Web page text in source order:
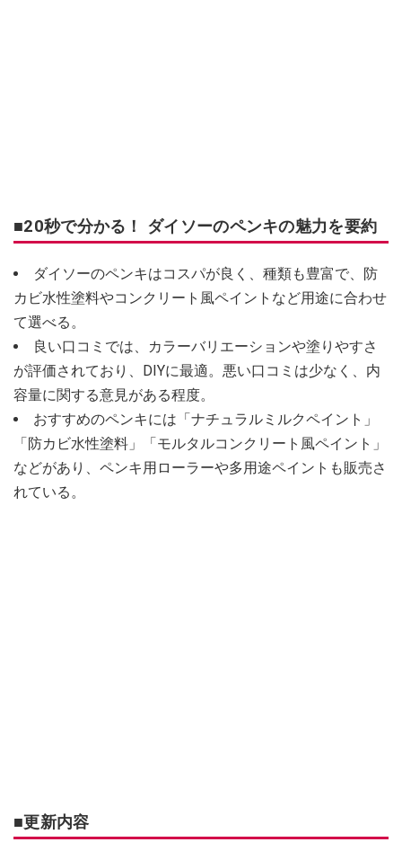
■20秒で分かる！ ダイソーのペンキの魅力を要約
ダイソーのペンキはコスパが良く、種類も豊富で、防
カビ水性塗料やコンクリート風ペイントなど用途に合わせ
て選べる。
良い口コミでは、カラーバリエーションや塗りやすさ
が評価されており、DIYに最適。悪い口コミは少なく、内
容量に関する意見がある程度。
おすすめのペンキには「ナチュラルミルクペイント」
「防カビ水性塗料」「モルタルコンクリート風ペイント」
などがあり、ペンキ用ローラーや多用途ペイントも販売さ
れている。
■更新内容